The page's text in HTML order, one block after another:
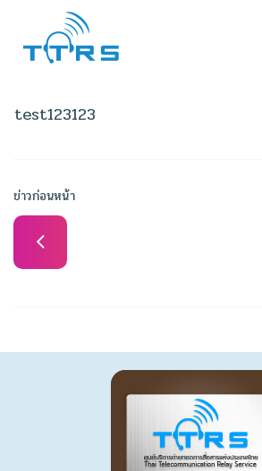
test123123
ข่าวก่อนหน้า